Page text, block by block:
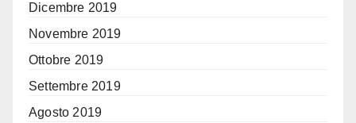
Dicembre 2019
Novembre 2019
Ottobre 2019
Settembre 2019
Agosto 2019